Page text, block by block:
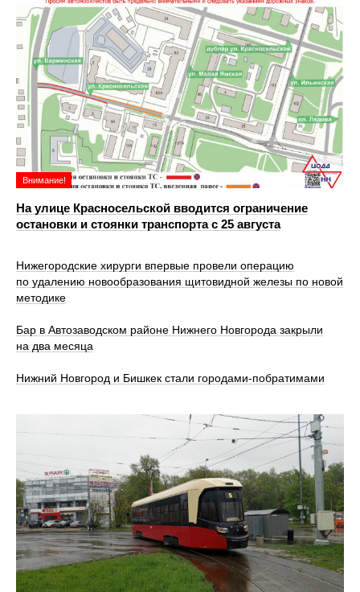
Внимание!
На улице Красносельской вводится ограничение
остановки и стоянки транспорта с 25 августа
Нижегородские хирурги впервые провели операцию
по удалению новообразования щитовидной железы по новой
методике
Бар в Автозаводском районе Нижнего Новгорода закрыли
на два месяца
Нижний Новгород и Бишкек стали городами-побратимами